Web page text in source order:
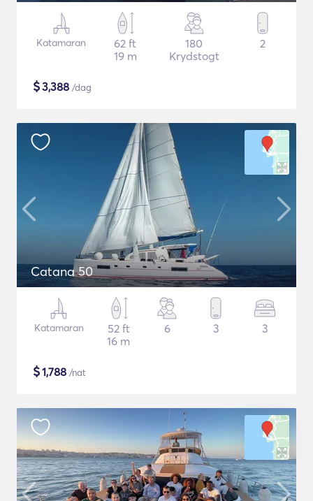
Katamaran
62 ft
19 m
180
Krydstogt
2
$3,388 /dag
Catana 50
Katamaran
52 ft
16 m
6 3 3
$1,788 /nat